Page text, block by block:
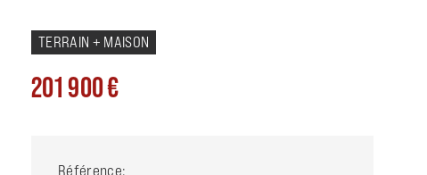
TERRAIN + MAISON
201 900
Référence: